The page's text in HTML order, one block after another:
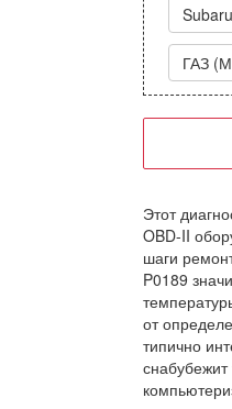
Subaru
ГАЗ
Этот
OBD-II
шаги
P0189
от
типично